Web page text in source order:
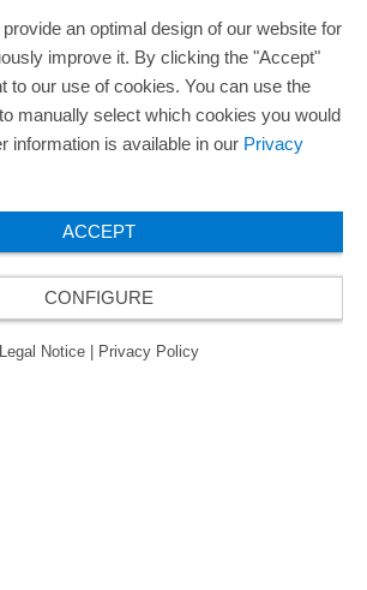
an optimal design of our website for
improve it. By clicking the "Accept"
to our use of cookies. You can use the
manually select which cookies you would
information is available in our Privacy
ACCEPT
CONFIGURE
Legal Notice Privacy Policy